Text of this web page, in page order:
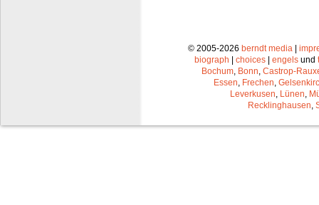
© 2005-2026 berndt media |
biograph | choices | engels und
Bochum Bonn Castrop-
Essen Frechen
Leverkusen Lünen
Recklinghausen